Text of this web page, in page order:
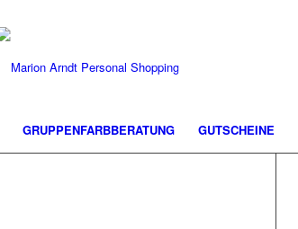
GRUPPENFARBBERATUNG GUTSCHEINE